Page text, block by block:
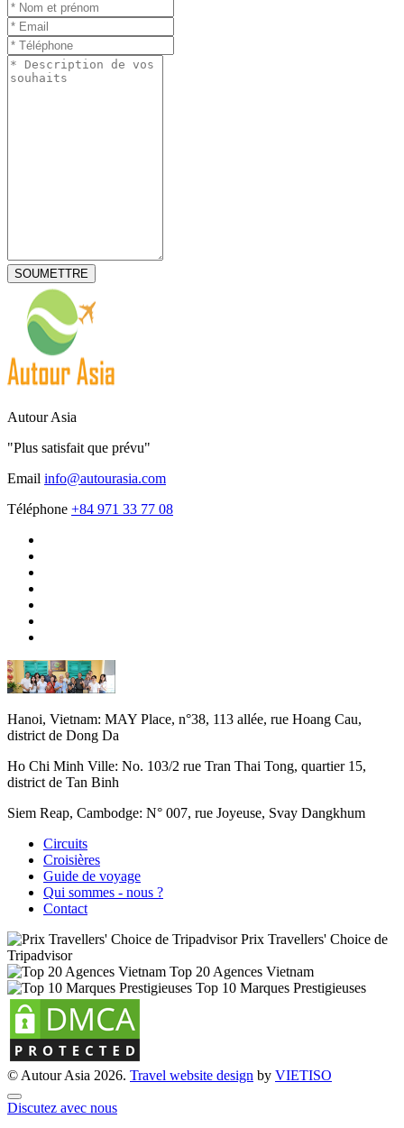
Autour Asia
"Plus satisfait que prévu"
Email info@autourasia.com
Téléphone +84 971 33 77 08
Hanoi, Vietnam: MAY Place, n°38, 113 allée, rue Hoang Cau,
district de Dong Da
Ho Chi Minh Ville: No. 103/2 rue Tran Thai Tong, quartier 15,
district de Tan Binh
Siem Reap, Cambodge: N° 007, rue Joyeuse, Svay Dangkhum
Circuits
Croisières
Guide de voyage
Qui sommes - nous ?
Contact
Prix Travellers' Choice de
Tripadvisor
Top 20 Agences Vietnam
Top 10 Marques Prestigieuses
© Autour Asia 2026. Travel website design by VIETISO
Discutez avec nous